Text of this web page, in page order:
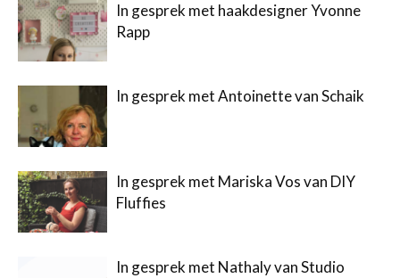
In gesprek met haakdesigner Yvonne
Rapp
In gesprek met Antoinette van Schaik
In gesprek met Mariska Vos van DIY
Fluffies
In gesprek met Nathaly van Studio